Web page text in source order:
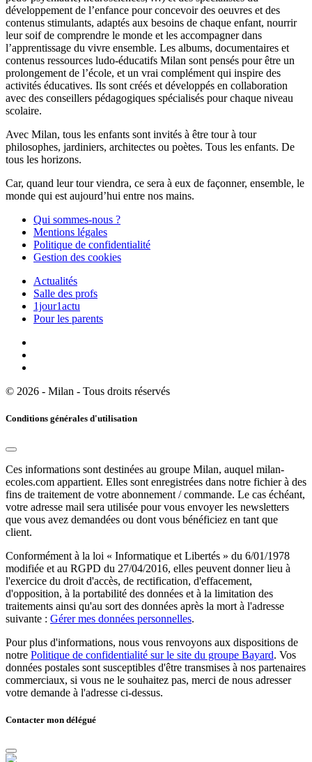
développement de l’enfance pour concevoir des oeuvres et des
contenus stimulants, adaptés aux besoins de chaque enfant, nourrir
leur soif de comprendre le monde et les accompagner dans
l’apprentissage du vivre ensemble. Les albums, documentaires et
contenus ressources ludo-éducatifs Milan sont pensés pour être un
prolongement de l’école, et un vrai complément qui inspire des
activités éducatives. Ils sont créés et développés en collaboration
avec des conseillers pédagogiques spécialisés pour chaque niveau
scolaire.
Avec Milan, tous les enfants sont invités à être tour à tour
philosophes, jardiniers, architectes ou poètes. Tous les enfants. De
tous les horizons.
Car, quand leur tour viendra, ce sera à eux de façonner, ensemble, le
monde qui est aujourd’hui entre nos mains.
Qui sommes-nous ?
Mentions légales
Politique de confidentialité
Gestion des cookies
Actualités
Salle des profs
1jour1actu
Pour les parents
© 2026 - Milan - Tous droits réservés
Conditions générales d'utilisation
Ces informations sont destinées au groupe Milan, auquel milan-
ecoles.com appartient. Elles sont enregistrées dans notre fichier à des
fins de traitement de votre abonnement / commande. Le cas échéant,
votre adresse mail sera utilisée pour vous envoyer les newsletters
que vous avez demandées ou dont vous bénéficiez en tant que
client.
Conformément à la loi « Informatique et Libertés » du 6/01/1978
modifiée et au RGPD du 27/04/2016, elles peuvent donner lieu à
l'exercice du droit d'accès, de rectification, d'effacement,
d'opposition, à la portabilité des données et à la limitation des
traitements ainsi qu'au sort des données après la mort à l'adresse
suivante : Gérer mes données personnelles.
Pour plus d'informations, nous vous renvoyons aux dispositions de
notre Politique de confidentialité sur le site du groupe Bayard. Vos
données postales sont susceptibles d'être transmises à nos partenaires
commerciaux, si vous ne le souhaitez pas, merci de nous adresser
votre demande à l'adresse ci-dessus.
Contacter mon délégué